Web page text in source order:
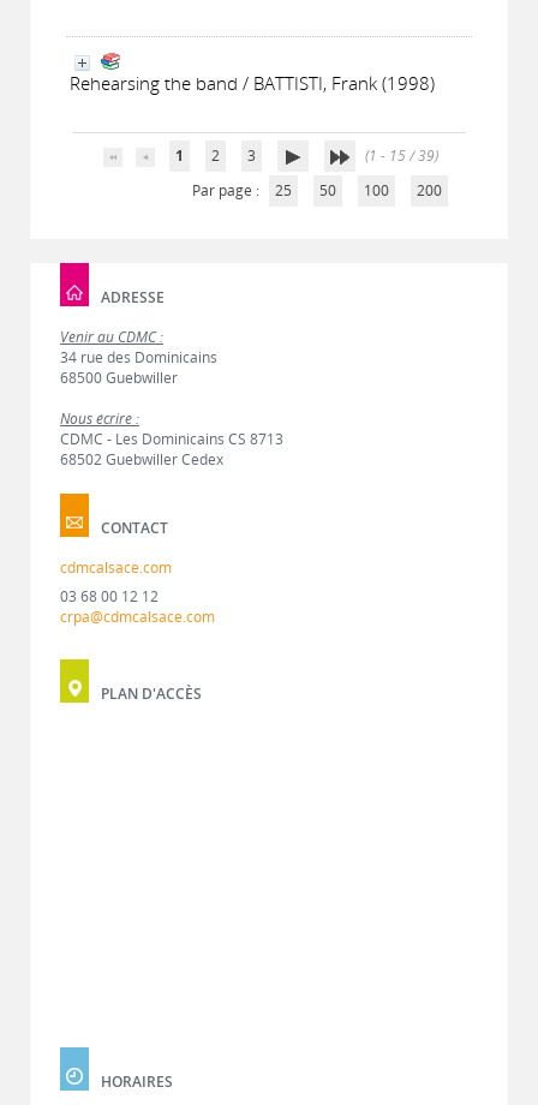
Rehearsing the band / BATTISTI, Frank (1998)
1 2 3
(1 - 15 / 39)
Par page :
25 50 100 200
ADRESSE
Venir au CDMC :
34 rue des Dominicains
68500 Guebwiller
Nous écrire :
CDMC - Les Dominicains CS 8713
68502 Guebwiller Cedex
CONTACT
cdmcalsace.com
03 68 00 12 12
crpa@cdmcalsace.com
PLAN D'ACCÈS
HORAIRES